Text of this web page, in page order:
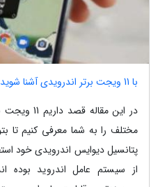
با 11 ویجت برتر اندرویدی آشنا شوید
در این
مختلف را به شما معرفی کنیم تا
پتانسیل دیوایس اندرویدی خود
از سیستم عامل اندروید